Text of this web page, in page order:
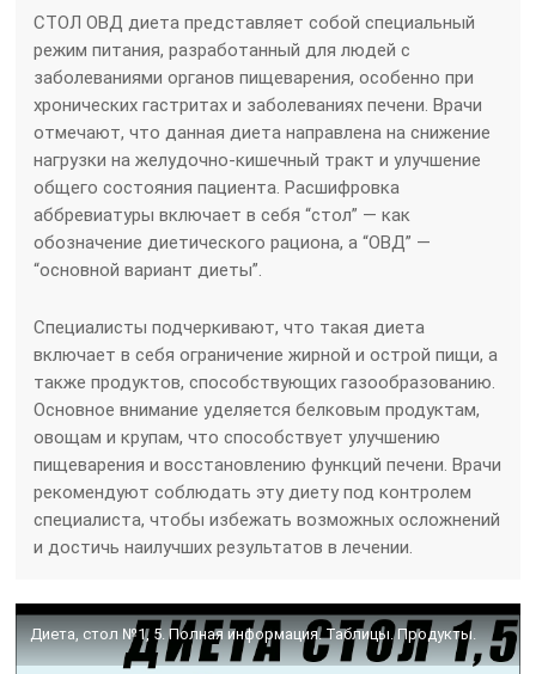
СТОЛ ОВД диета представляет собой специальный
режим питания, разработанный для людей с
заболеваниями органов пищеварения, особенно при
хронических гастритах и заболеваниях печени. Врачи
отмечают, что данная диета направлена на снижение
нагрузки на желудочно-кишечный тракт и улучшение
общего состояния пациента. Расшифровка
аббревиатуры включает в себя “стол” — как
обозначение диетического рациона, а “ОВД” —
“основной вариант диеты”.
Специалисты подчеркивают, что такая диета
включает в себя ограничение жирной и острой пищи, а
также продуктов, способствующих газообразованию.
Основное внимание уделяется белковым продуктам,
овощам и крупам, что способствует улучшению
пищеварения и восстановлению функций печени. Врачи
рекомендуют соблюдать эту диету под контролем
специалиста, чтобы избежать возможных осложнений
и достичь наилучших результатов в лечении.
Диета, стол №1, 5. Полная информация. Таблицы. Продукты.